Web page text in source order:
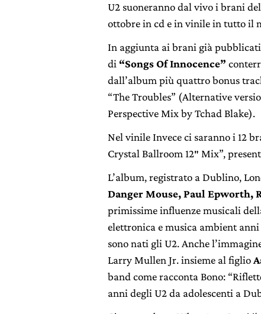
U2 suoneranno dal vivo i brani
ottobre in cd e in vinile in tutto il
In aggiunta ai brani già
di “Songs Of Innocence”
dall’album più quattro bonus
“The Troubles” (Alternative
Perspective Mix by Tchad Blake).
Nel vinile Invece ci saranno i 12
Crystal Ballroom 12″ Mix”,
L’album, registrato a Dublino,
Danger Mouse, Paul Epworth,
primissime influenze musicali
elettronica e musica ambient
sono nati gli U2. Anche
Larry Mullen Jr. insieme al figlio
band come racconta Bono:
anni degli U2 da adolescenti a